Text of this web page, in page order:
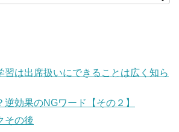
習は出席扱いにできることは広く知ら
効果のNGワード【その２】
その後